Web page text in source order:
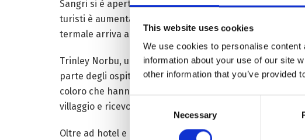
This website uses cookies
We use cookies to personalise
information about your use of our site
other information that you’ve provided
Necessary
Sangri si è aperta al traffico, quindi le entrate sono
turisti è aumentato, quindi il reddito annuo di ogni
termale arriva a 12.600 yuan, più del sessanta per cento”.
Trinley Norbu, un operatore dell’accoglienza, è
parte degli ospiti delle terme hanno sofferto di artrite,
coloro che hanno i certificati di disabilità, addebitiamo
villaggio e ricevo per questo un bonus di 5.000 yuan
Oltre ad hotel e pensioni vere e proprie, l’hotel